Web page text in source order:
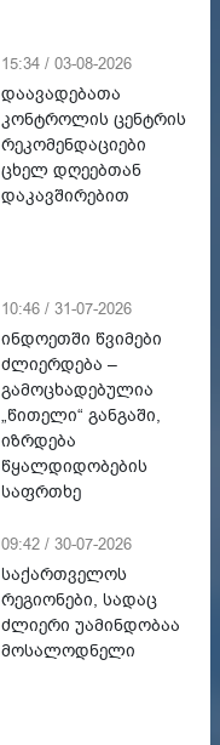
15:34 / 03-08-2026
დაავადებათა
კონტროლის ცენტრის
რეკომენდაციები
ცხელ დღეებთან
დაკავშირებით
10:46 / 31-07-2026
ინდოეთში წვიმები
ძლიერდება –
გამოცხადებულია
„წითელი“ განგაში,
იზრდება
წყალდიდობების
საფრთხე
09:42 / 30-07-2026
საქართველოს
რეგიონები, სადაც
ძლიერი უამინდობაა
მოსალოდნელი